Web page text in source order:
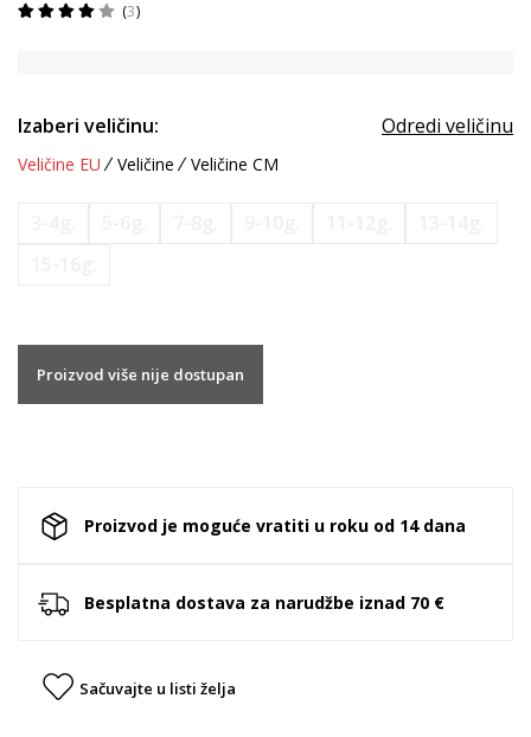
3
Izaberi veličinu: Odredi veličinu
Veličine EU Veličine Veličine CM
Proizvod više nije dostupan
Proizvod je moguće vratiti u roku od 14 dana
Besplatna dostava za narudžbe iznad 70 €
Sačuvajte u listi želja